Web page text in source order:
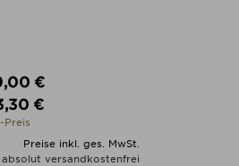
€
€
Preis
Preise inkl. ges. MwSt.
absolut versandkostenfrei